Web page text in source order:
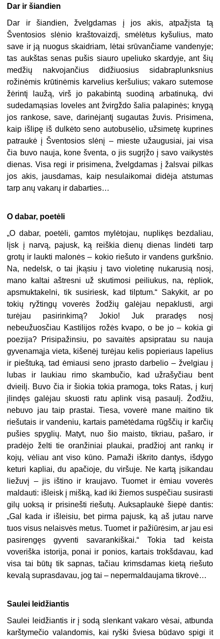
Dar ir šiandien
Dar ir šiandien, žvelgdamas į jos akis, atpažįsta tą
Šventosios slėnio kraštovaizdį, smėlėtus kyšulius, mato
save ir ją nuogus skaidriam, lėtai srūvančiame vandenyje;
tas aukštas senas pušis siauro upeliuko skardyje, ant šių
medžių nakvojančius didžiuosius sidabraplunksnius
rožinėmis krūtinėmis karvelius keršulius; vakaro sutemose
žėrintį laužą, virš jo pakabintą suodiną arbatinuką, dvi
sudedamąsias loveles ant žvirgždo šalia palapinės; knygą
jos rankose, save, darinėjantį sugautas žuvis. Prisimena,
kaip išlipę iš dulkėto seno autobusėlio, užsimetę kuprines
patraukė į Šventosios slėnį – mieste užaugusiai, jai visa
čia buvo nauja, kone šventa, o jis sugrįžo į savo vaikystės
dienas. Visa regi ir prisimena, žvelgdamas į žalsvai pilkas
jos akis, jausdamas, kaip nesulaikomai didėja atstumas
tarp anų vakarų ir dabarties…
O dabar, poetėli
„O dabar, poetėli, gamtos mylėtojau, nuplikęs bezdaliau,
lįsk į narvą, pajusk, ką reiškia dienų dienas lindėti tarp
grotų ir laukti malonės – kokio riešuto ir vandens gurkšnio.
Na, nedelsk, o tai įkąsiu į tavo violetinę nukarusią nosį,
mano kaltai aštresni už skutimosi peiliukus, na, rėpliok,
apsmuktakelni, tik susiriesk, kad tilptum.“ Sakykit, ar po
tokių ryžtingų voverės žodžių galėjau nepaklusti, argi
turėjau pasirinkimą? Jokio! Juk praradęs nosį
nebeužuosčiau Kastilijos rožės kvapo, o be jo – kokia gi
poezija? Prisipažinsiu, po savaitės apsipratau su nauja
gyvenamąja vieta, kišenėj turėjau kelis popieriaus lapelius
ir pieštuką, tad ėmiausi seno įprasto darbelio – žvelgiau į
lubas ir laukiau rimo skambučio, kad užrašyčiau bent
dvieilį. Buvo čia ir šiokia tokia pramoga, toks Ratas, į kurį
įlindęs galėjau skuosti ratu aplink visą pasaulį. Žodžiu,
nebuvo jau taip prastai. Tiesa, voverė mane maitino tik
riešutais ir vandeniu, kartais pamėtėdama rūgščių ir karčių
pušies spyglių. Matyt, nuo šio maisto, tikriau, pašaro, ir
pradėjo želti tie oranžiniai plaukai, pradžioj ant rankų ir
kojų, vėliau ant viso kūno. Pamaži iškrito dantys, išdygo
keturi kapliai, du apačioje, du viršuje. Ne kartą įsikandau
liežuvį – jis ištino ir kraujavo. Tuomet ir ėmiau voverės
maldauti: išleisk į mišką, kad iki žiemos suspėčiau susirasti
gilų uoksą ir prisinešti riešutų. Auksaplaukė šiepė dantis:
„Gal kada ir išleisiu, bet pirma pajusk, ką aš jutau narve
tuos visus nelaisvės metus. Tuomet ir pažiūrėsim, ar jau esi
pasirengęs gyventi savarankiškai.“ Tokia tad keista
voveriška istorija, ponai ir ponios, kartais trokšdavau, kad
visa tai būtų tik sapnas, tačiau krimsdamas kietą riešuto
kevalą suprasdavau, jog tai – nepermaldaujama tikrovė…
Saulei leidžiantis
Saulei leidžiantis ir į sodą slenkant vakaro vėsai, atbunda
karštymečio valandomis, kai ryški šviesa būdavo spigi it